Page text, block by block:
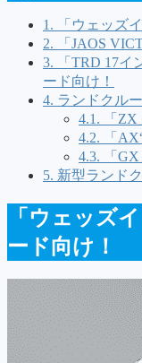
1. 「ウェッズ
2. 「JAOS
3. 「TRD 17イ
ード向け！
4. ランドクル
4.1. 「ZX
4.2. 「
4.3. 「GX
5. 新型ランド
「ウェッズ
ード向け！